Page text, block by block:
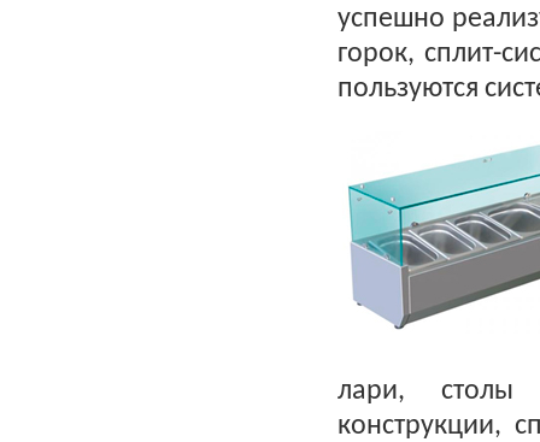
успешно
горок, сплит-
пользуются
лари, столы
конструкции,